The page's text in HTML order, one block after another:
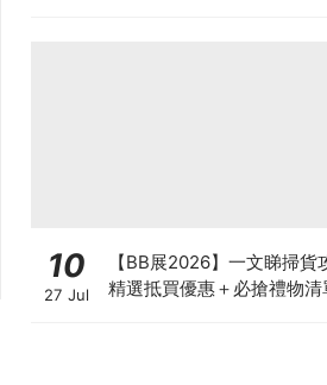
10
27 Jul
【BB展2026】一文睇掃貨
精選抵買優惠＋必搶禮物清